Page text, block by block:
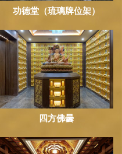
功德堂（琉璃牌位架）
四方佛曇